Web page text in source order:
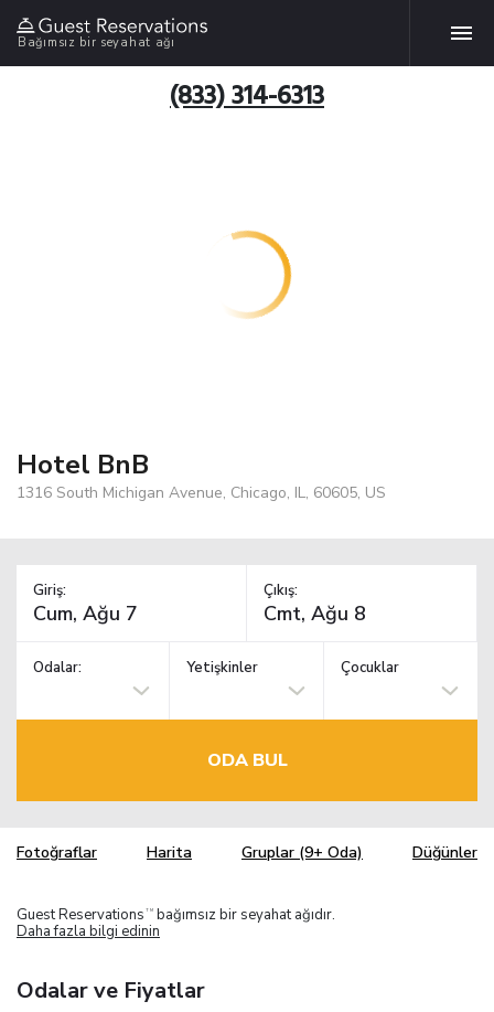
Bağımsız bir seyahat ağı
(833) 314-6313
Hotel BnB
1316 South Michigan Avenue, Chicago, IL, 60605, US
Giriş: Çıkış:
Odalar: Yetişkinler Çocuklar
ODA BUL
Fotoğraflar Harita Gruplar (9+ Oda) Düğünler
Guest Reservations TM bağımsız bir seyahat ağıdır.
Daha fazla bilgi edinin
Odalar ve Fiyatlar